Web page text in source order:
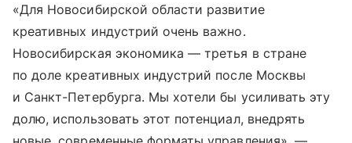
«Для Новосибирской области развитие
креативных индустрий очень важно.
Новосибирская экономика — третья в стране
по доле креативных индустрий после Москвы
и Санкт-Петербурга. Мы хотели бы усиливать эту
долю, использовать этот потенциал, внедрять